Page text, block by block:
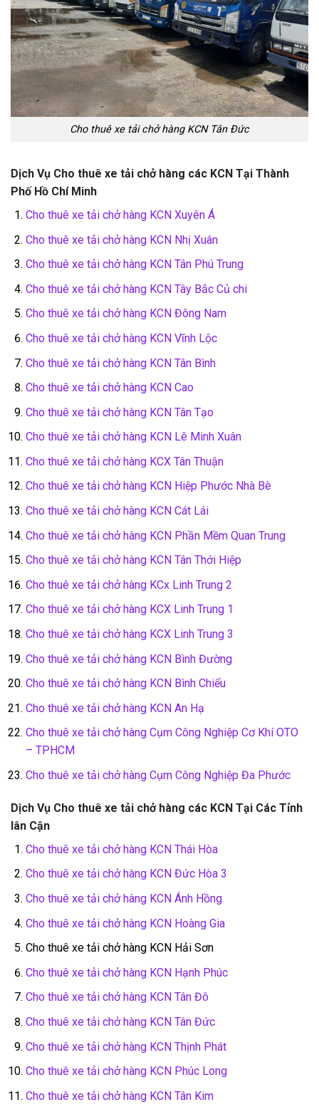
Cho thuê xe tải chở hàng KCN Tân Đức
Dịch Vụ Cho thuê xe tải chở hàng các KCN Tại Thành
Phố Hồ Chí Minh
Cho thuê xe tải chở hàng KCN Xuyên Á
Cho thuê xe tải chở hàng KCN Nhị Xuân
Cho thuê xe tải chở hàng KCN Tân Phú Trung
Cho thuê xe tải chở hàng KCN Tây Bắc Củ chi
Cho thuê xe tải chở hàng KCN Đông Nam
Cho thuê xe tải chở hàng KCN Vĩnh Lộc
Cho thuê xe tải chở hàng KCN Tân Bình
Cho thuê xe tải chở hàng KCN Cao
Cho thuê xe tải chở hàng KCN Tân Tạo
Cho thuê xe tải chở hàng KCN Lê Minh Xuân
Cho thuê xe tải chở hàng KCX Tân Thuận
Cho thuê xe tải chở hàng KCN Hiệp Phước Nhà Bè
Cho thuê xe tải chở hàng KCN Cát Lái
Cho thuê xe tải chở hàng KCN Phần Mềm Quan Trung
Cho thuê xe tải chở hàng KCN Tân Thới Hiệp
Cho thuê xe tải chở hàng KCx Linh Trung 2
Cho thuê xe tải chở hàng KCX Linh Trung 1
Cho thuê xe tải chở hàng KCX Linh Trung 3
Cho thuê xe tải chở hàng KCN Bình Đường
Cho thuê xe tải chở hàng KCN Bình Chiểu
Cho thuê xe tải chở hàng KCN An Hạ
Cho thuê xe tải chở hàng Cụm Công Nghiệp Cơ Khí OTO
– TPHCM
Cho thuê xe tải chở hàng Cụm Công Nghiệp Đa Phước
Dịch Vụ Cho thuê xe tải chở hàng các KCN Tại Các Tỉnh
lân Cận
Cho thuê xe tải chở hàng KCN Thái Hòa
Cho thuê xe tải chở hàng KCN Đức Hòa 3
Cho thuê xe tải chở hàng KCN Ánh Hồng
Cho thuê xe tải chở hàng KCN Hoàng Gia
Cho thuê xe tải chở hàng KCN Hải Sơn
Cho thuê xe tải chở hàng KCN Hạnh Phúc
Cho thuê xe tải chở hàng KCN Tân Đô
Cho thuê xe tải chở hàng KCN Tân Đức
Cho thuê xe tải chở hàng KCN Thịnh Phát
Cho thuê xe tải chở hàng KCN Phúc Long
Cho thuê xe tải chở hàng KCN Tân Kim